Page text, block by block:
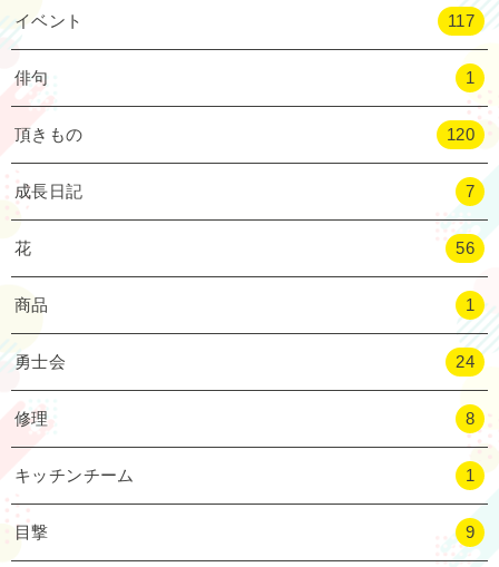
イベント 117
俳句 1
頂きもの 120
成長日記 7
花 56
商品 1
勇士会 24
修理 8
キッチンチーム 1
目撃 9